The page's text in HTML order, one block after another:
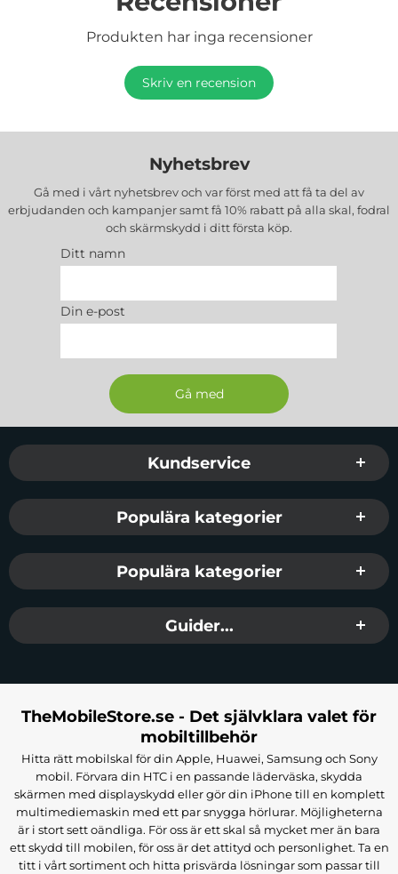
Produkten har inga recensioner
Skriv en recension
Nyhetsbrev
Gå med i vårt nyhetsbrev och var först med att få ta del av
erbjudanden och kampanjer samt få 10% rabatt på alla skal, fodral
och skärmskydd i ditt första köp.
Ditt namn
Din e-post
Sidfot Blandad info och länkar
Kundservice
Populära kategorier
Populära kategorier
Guider...
TheMobileStore.se - Det självklara valet för
mobiltillbehör
Hitta rätt mobilskal för din Apple, Huawei, Samsung och Sony
mobil. Förvara din HTC i en passande läderväska, skydda
skärmen med displayskydd eller gör din iPhone till en komplett
multimediemaskin med ett par snygga hörlurar. Möjligheterna
är i stort sett oändliga. För oss är ett skal så mycket mer än bara
ett skydd till mobilen, för oss är det attityd och personlighet. Ta en
titt i vårt sortiment och hitta prisvärda lösningar som passar till